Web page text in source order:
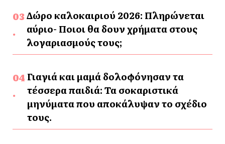
Δώρο καλοκαιριού 2026: Πληρώνεται
αύριο- Ποιοι θα δουν χρήματα στους
λογαριασμούς τους;
Γιαγιά και μαμά δολοφόνησαν τα
τέσσερα παιδιά: Τα σοκαριστικά
μηνύματα που αποκάλυψαν το σχέδιο
τους.